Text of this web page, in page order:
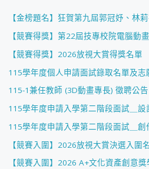
【金榜題名】狂賀第九屆郭冠妤、林
【競賽得獎】第22屆技專校院電腦動
【競賽得獎】2026放視大賞得獎名單
115學年度個人申請面試錄取名單及志
115-1兼任教師 (3D動畫專長) 徵聘公告
115學年度申請入學第二階段面試＿設
115學年度申請入學第二階段面試＿創
【競賽入圍】2026放視大賞決選入圍
【競賽入圍】2026 A+文化資產創意